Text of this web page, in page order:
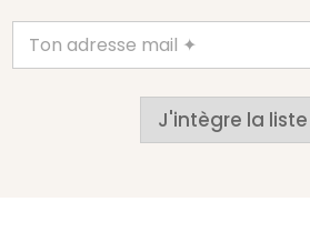
J'intègre la liste